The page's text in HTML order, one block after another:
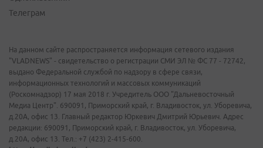
Телеграм
На данном сайте распространяется информация сетевого издания
"VLADNEWS" - свидетельство о регистрации СМИ ЭЛ № ФС 77 - 72742,
выдано Федеральной службой по надзору в сфере связи,
информационных технологий и массовых коммуникаций
(Роскомнадзор) 17 мая 2018 г. Учредитель ООО "Дальневосточный
Медиа Центр". 690091, Приморский край, г. Владивосток, ул. Уборевича,
д.20А, офис 13. Главный редактор Юркевич Дмитрий Юрьевич. Адрес
редакции: 690091, Приморский край, г. Владивосток, ул. Уборевича,
д.20А, офис 13. Тел.: +7 (423) 2-415-600.